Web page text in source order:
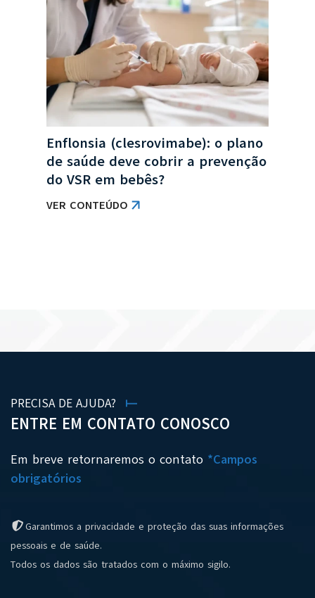
Enflonsia (clesrovimabe): o plano
de saúde deve cobrir a prevenção
do VSR em bebês?
VER CONTEÚDO
PRECISA DE AJUDA?
ENTRE EM CONTATO CONOSCO
Em breve retornaremos o contato *Campos
obrigatórios
Garantimos a privacidade e proteção das suas informações
pessoais e de saúde.
Todos os dados são tratados com o máximo sigilo.